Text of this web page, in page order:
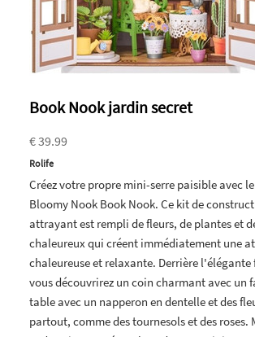
Book Nook jardin secret
€ 39.99
Rolife
Créez votre propre mini-serre paisible avec
Bloomy Nook Book Nook. Ce kit de
attrayant est rempli de fleurs, de plantes et
chaleureux qui créent immédiatement une
chaleureuse et relaxante. Derrière l'élégante
vous découvrirez un coin charmant avec un
table avec un napperon en dentelle et des
partout, comme des tournesols et des roses.